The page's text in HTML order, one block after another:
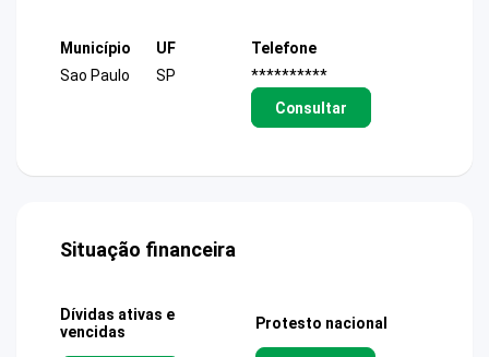
Município
Sao Paulo
UF
SP
Telefone
**********
Consultar
Situação financeira
Dívidas ativas e
vencidas
Protesto nacional